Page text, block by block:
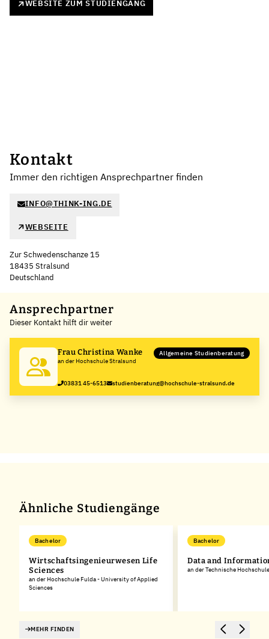
WEBSITE ZUM STUDIENGANG
Kontakt
Immer den richtigen Ansprechpartner finden
INFO@THINK-ING.DE
WEBSEITE
Zur Schwedenschanze 15
18435 Stralsund
Deutschland
+
−
Ansprechpartner
Dieser Kontakt hilft dir weiter
Frau Christina Wanke
an der Hochschule Stralsund
Allgemeine Studienberatung
03831 45-6513 studienberatung@hochschule-stralsund.de
Ähnliche Studiengänge
Bachelor
Wirtschaftsingenieurwesen Life
Sciences
an der Hochschule Fulda - University of Applied
Sciences
Bachelor
Data and
an der Technische
MEHR FINDEN